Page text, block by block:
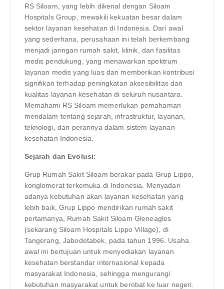
RS Siloam, yang lebih dikenal dengan Siloam
Hospitals Group, mewakili kekuatan besar dalam
sektor layanan kesehatan di Indonesia. Dari awal
yang sederhana, perusahaan ini telah berkembang
menjadi jaringan rumah sakit, klinik, dan fasilitas
medis pendukung, yang menawarkan spektrum
layanan medis yang luas dan memberikan kontribusi
signifikan terhadap peningkatan aksesibilitas dan
kualitas layanan kesehatan di seluruh nusantara.
Memahami RS Siloam memerlukan pemahaman
mendalam tentang sejarah, infrastruktur, layanan,
teknologi, dan perannya dalam sistem layanan
kesehatan Indonesia.
Sejarah dan Evolusi:
Grup Rumah Sakit Siloam berakar pada Grup Lippo,
konglomerat terkemuka di Indonesia. Menyadari
adanya kebutuhan akan layanan kesehatan yang
lebih baik, Grup Lippo mendirikan rumah sakit
pertamanya, Rumah Sakit Siloam Gleneagles
(sekarang Siloam Hospitals Lippo Village), di
Tangerang, Jabodetabek, pada tahun 1996. Usaha
awal ini bertujuan untuk menyediakan layanan
kesehatan berstandar internasional kepada
masyarakat Indonesia, sehingga mengurangi
kebutuhan masyarakat untuk berobat ke luar negeri.